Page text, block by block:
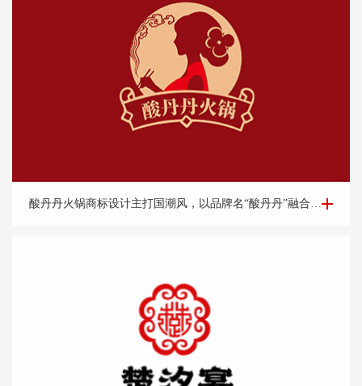
餐饮logo设计-酸丹丹火锅商标设计案例 酸丹丹火锅商标设计主打国潮风，以品牌名“酸丹丹”融合古典旗袍、优雅端庄的知性美，展现浓浓的复古请调，商标中的国潮祥云和古典书卷也突出了中式元素，“祥云”又代表了吉祥，喜庆，幸福，更有人间烟火的气息，象征这火锅的味道绝美，飘香四溢。